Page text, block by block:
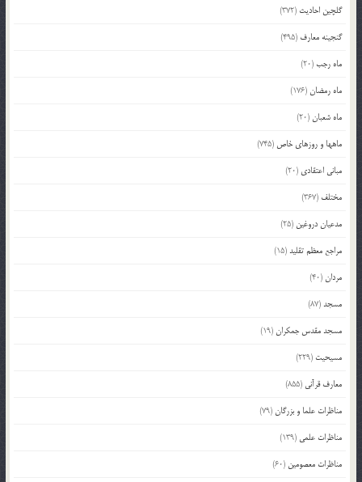
گلچین احادیث (372)
گنجینه معارف (495)
ماه رجب(20)
ماه رمضان(176)
ماه شعبان(20)
ماهها و روزهای خاص (745)
مبانی اعتقادی (20)
مختلف (367)
مدعیان دروغین (25)
مراجع معظم تقلید(15)
مردان(40)
مسجد(87)
مسجد مقدس جمکران(19)
مسیحیت (229)
معارف قرآنی (855)
مناظرات علما و بزرگان(79)
مناظرات علمی (139)
مناظرات معصومین (60)